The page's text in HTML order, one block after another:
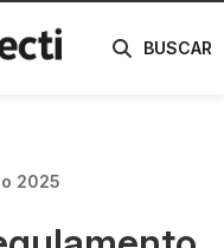
BUSCAR
2025